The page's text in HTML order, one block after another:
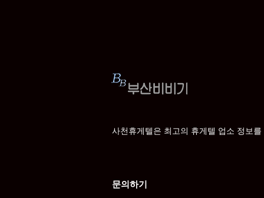
사천휴게텔은 최고의 휴게텔 업소 정보
문의하기